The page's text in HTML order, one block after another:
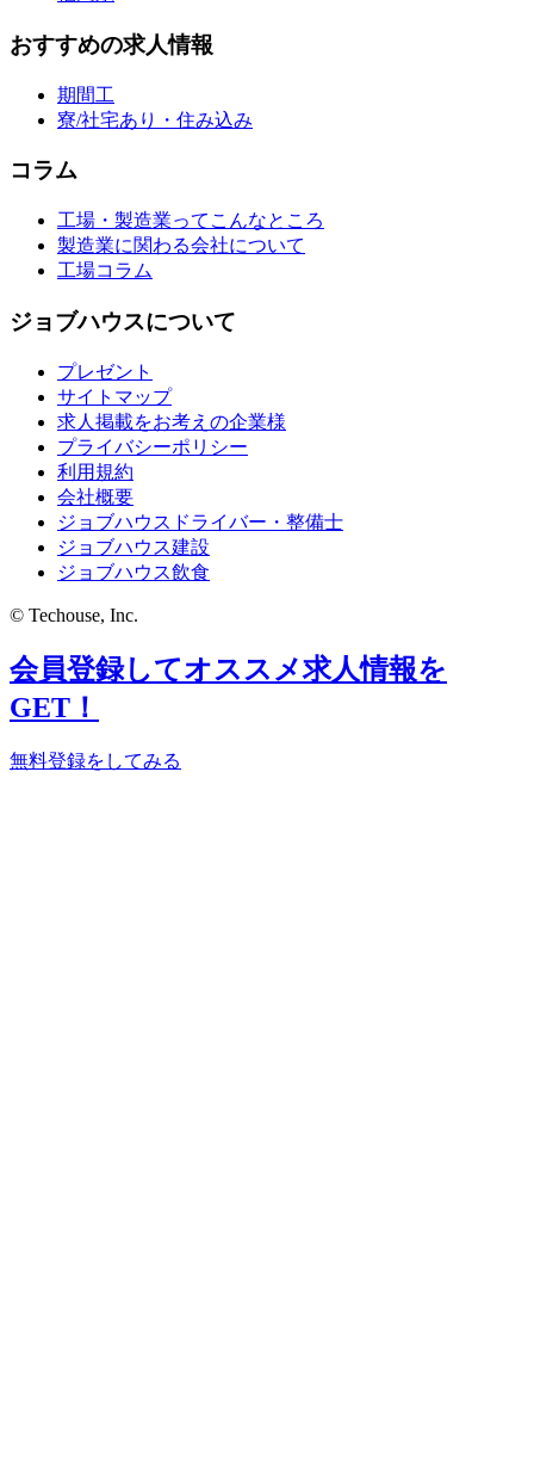
おすすめの求人情報
期間工
寮/社宅あり・住み込み
コラム
工場・製造業ってこんなところ
製造業に関わる会社について
工場コラム
ジョブハウスについて
プレゼント
サイトマップ
求人掲載をお考えの企業様
プライバシーポリシー
利用規約
会社概要
ジョブハウスドライバー・整備士
ジョブハウス建設
ジョブハウス飲食
© Techouse, Inc.
会員登録してオススメ求人情報を
GET！
無料登録をしてみる